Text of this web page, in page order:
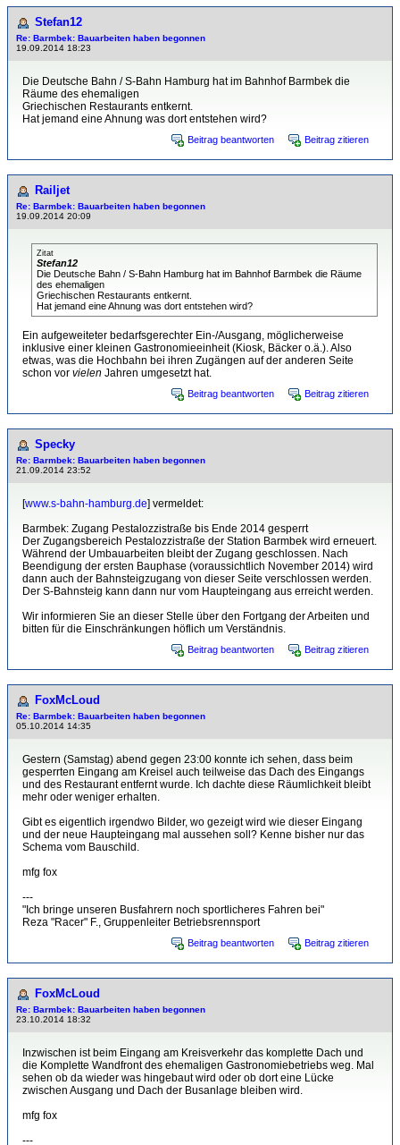
Stefan12
Re: Barmbek: Bauarbeiten haben begonnen
19.09.2014 18:23
Die Deutsche Bahn / S-Bahn Hamburg hat im Bahnhof Barmbek die
Räume des ehemaligen
Griechischen Restaurants entkernt.
Hat jemand eine Ahnung was dort entstehen wird?
Beitrag beantworten Beitrag zitieren
Railjet
Re: Barmbek: Bauarbeiten haben begonnen
19.09.2014 20:09
Zitat
Stefan12
Die Deutsche Bahn / S-Bahn Hamburg hat im Bahnhof Barmbek die Räume
des ehemaligen
Griechischen Restaurants entkernt.
Hat jemand eine Ahnung was dort entstehen wird?
Ein aufgeweiteter bedarfsgerechter Ein-/Ausgang, möglicherweise
inklusive einer kleinen Gastronomieeinheit (Kiosk, Bäcker o.ä.). Also
etwas, was die Hochbahn bei ihren Zugängen auf der anderen Seite
schon vor vielen Jahren umgesetzt hat.
Beitrag beantworten Beitrag zitieren
Specky
Re: Barmbek: Bauarbeiten haben begonnen
21.09.2014 23:52
[www.s-bahn-hamburg.de] vermeldet:
Barmbek: Zugang Pestalozzistraße bis Ende 2014 gesperrt
Der Zugangsbereich Pestalozzistraße der Station Barmbek wird erneuert.
Während der Umbauarbeiten bleibt der Zugang geschlossen. Nach
Beendigung der ersten Bauphase (voraussichtlich November 2014) wird
dann auch der Bahnsteigzugang von dieser Seite verschlossen werden.
Der S-Bahnsteig kann dann nur vom Haupteingang aus erreicht werden.
Wir informieren Sie an dieser Stelle über den Fortgang der Arbeiten und
bitten für die Einschränkungen höflich um Verständnis.
Beitrag beantworten Beitrag zitieren
FoxMcLoud
Re: Barmbek: Bauarbeiten haben begonnen
05.10.2014 14:35
Gestern (Samstag) abend gegen 23:00 konnte ich sehen, dass beim
gesperrten Eingang am Kreisel auch teilweise das Dach des Eingangs
und des Restaurant entfernt wurde. Ich dachte diese Räumlichkeit bleibt
mehr oder weniger erhalten.
Gibt es eigentlich irgendwo Bilder, wo gezeigt wird wie dieser Eingang
und der neue Haupteingang mal aussehen soll? Kenne bisher nur das
Schema vom Bauschild.
mfg fox
---
"Ich bringe unseren Busfahrern noch sportlicheres Fahren bei"
Reza "Racer" F., Gruppenleiter Betriebsrennsport
Beitrag beantworten Beitrag zitieren
FoxMcLoud
Re: Barmbek: Bauarbeiten haben begonnen
23.10.2014 18:32
Inzwischen ist beim Eingang am Kreisverkehr das komplette Dach und
die Komplette Wandfront des ehemaligen Gastronomiebetriebs weg. Mal
sehen ob da wieder was hingebaut wird oder ob dort eine Lücke
zwischen Ausgang und Dach der Busanlage bleiben wird.
mfg fox
---